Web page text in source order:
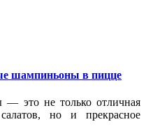
шампиньоны в пицце
это не только отличная
но и прекрасное